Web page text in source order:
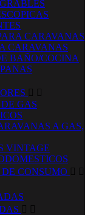
CARAVANAS
CARAVANAS
BAÑO/COCINA
 
GAS
A GAS,
VINTAGE
CONSUMO  
 